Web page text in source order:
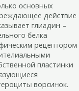
основных
действие
глиадин –
белка
рецептором
пластинки
ворсинок.